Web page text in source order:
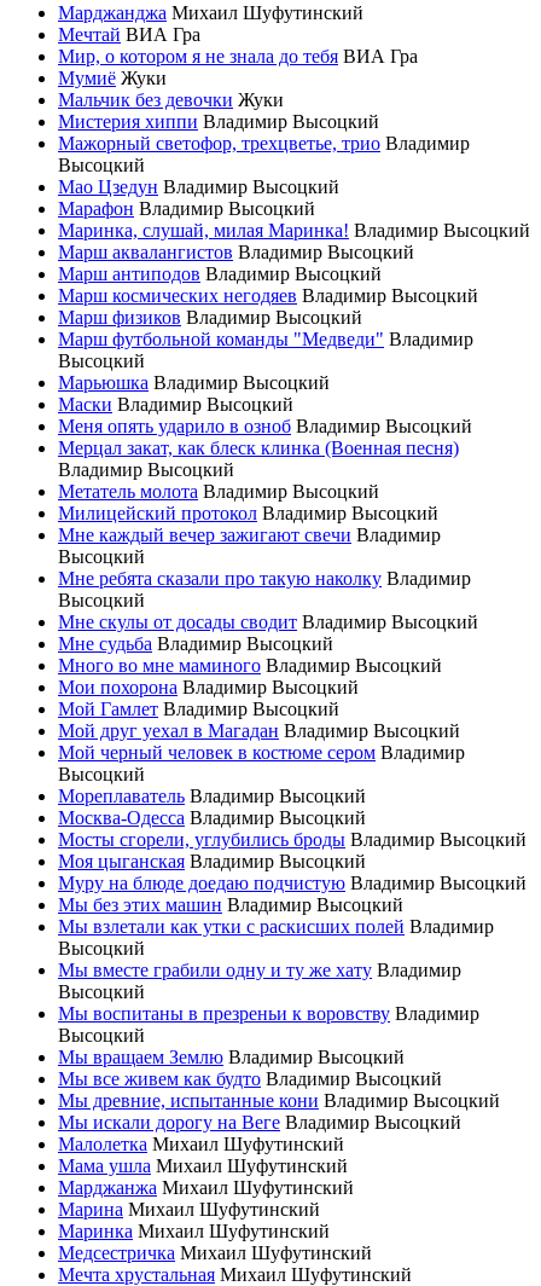
Марджанджа Михаил Шуфутинский
Мечтай ВИА Гра
Мир, о котором я не знала до тебя ВИА Гра
Мумиё Жуки
Мальчик без девочки Жуки
Мистерия хиппи Владимир Высоцкий
Мажорный светофор, трехцветье, трио Владимир
Высоцкий
Мао Цзедун Владимир Высоцкий
Марафон Владимир Высоцкий
Маринка, слушай, милая Маринка! Владимир Высоцкий
Марш аквалангистов Владимир Высоцкий
Марш антиподов Владимир Высоцкий
Марш космических негодяев Владимир Высоцкий
Марш физиков Владимир Высоцкий
Марш футбольной команды "Медведи" Владимир
Высоцкий
Марьюшка Владимир Высоцкий
Маски Владимир Высоцкий
Меня опять ударило в озноб Владимир Высоцкий
Мерцал закат, как блеск клинка (Военная песня)
Владимир Высоцкий
Метатель молота Владимир Высоцкий
Милицейский протокол Владимир Высоцкий
Мне каждый вечер зажигают свечи Владимир
Высоцкий
Мне ребята сказали про такую наколку Владимир
Высоцкий
Мне скулы от досады сводит Владимир Высоцкий
Мне судьба Владимир Высоцкий
Много во мне маминого Владимир Высоцкий
Мои похорона Владимир Высоцкий
Мой Гамлет Владимир Высоцкий
Мой друг уехал в Магадан Владимир Высоцкий
Мой черный человек в костюме сером Владимир
Высоцкий
Мореплаватель Владимир Высоцкий
Москва-Одесса Владимир Высоцкий
Мосты сгорели, углубились броды Владимир Высоцкий
Моя цыганская Владимир Высоцкий
Муру на блюде доедаю подчистую Владимир Высоцкий
Мы без этих машин Владимир Высоцкий
Мы взлетали как утки с раскисших полей Владимир
Высоцкий
Мы вместе грабили одну и ту же хату Владимир
Высоцкий
Мы воспитаны в презреньи к воровству Владимир
Высоцкий
Мы вращаем Землю Владимир Высоцкий
Мы все живем как будто Владимир Высоцкий
Мы древние, испытанные кони Владимир Высоцкий
Мы искали дорогу на Веге Владимир Высоцкий
Малолетка Михаил Шуфутинский
Мама ушла Михаил Шуфутинский
Марджанжа Михаил Шуфутинский
Марина Михаил Шуфутинский
Маринка Михаил Шуфутинский
Медсестричка Михаил Шуфутинский
Мечта хрустальная Михаил Шуфутинский